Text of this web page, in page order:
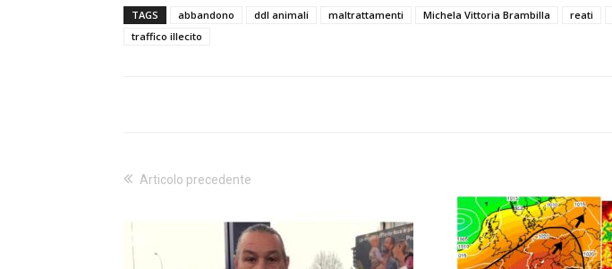
TAGS abbandono ddl animali maltrattamenti Michela Vittoria Brambilla reati
traffico illecito
Articolo precedente